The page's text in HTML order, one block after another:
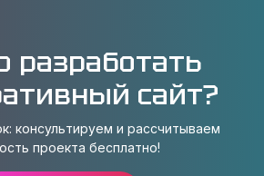
разработать
сайт?
консультируем и рассчитываем
проекта бесплатно!